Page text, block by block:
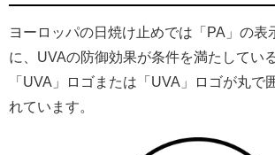
ヨーロッパの日焼け止めでは「PA」の表
に、UVAの防御効果が条件を満たしてい
「UVA」ロゴまたは「UVA」ロゴが丸で
れています。